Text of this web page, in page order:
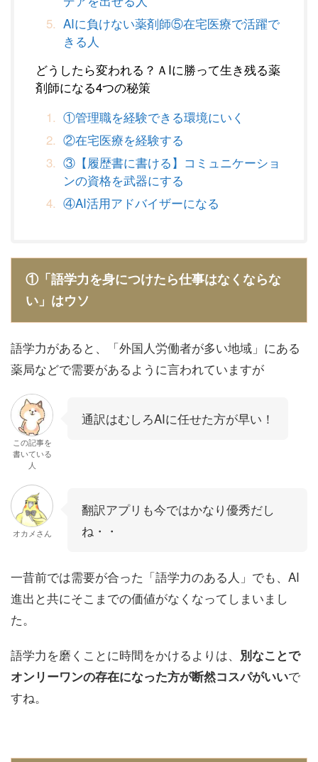
AIに負けない薬剤師⑤在宅医療で活躍で
きる人
どうしたら変われる？ＡIに勝って生き残る薬
剤師になる4つの秘策
①管理職を経験できる環境にいく
②在宅医療を経験する
③【履歴書に書ける】コミュニケーショ
ンの資格を武器にする
④AI活用アドバイザーになる
①「語学力を身につけたら仕事はなくならな
い」はウソ
語学力があると、「外国人労働者が多い地域」にある
薬局などで需要があるように言われていますが
この記事を
書いている
人
通訳はむしろAIに任せた方が早い！
オカメさん
翻訳アプリも今ではかなり優秀だし
ね・・
一昔前では需要が合った「語学力のある人」でも、AI
進出と共にそこまでの価値がなくなってしまいまし
た。
語学力を磨くことに時間をかけるよりは、
別なことで
オンリーワンの存在になった方が断然コスパがいいで
すね。